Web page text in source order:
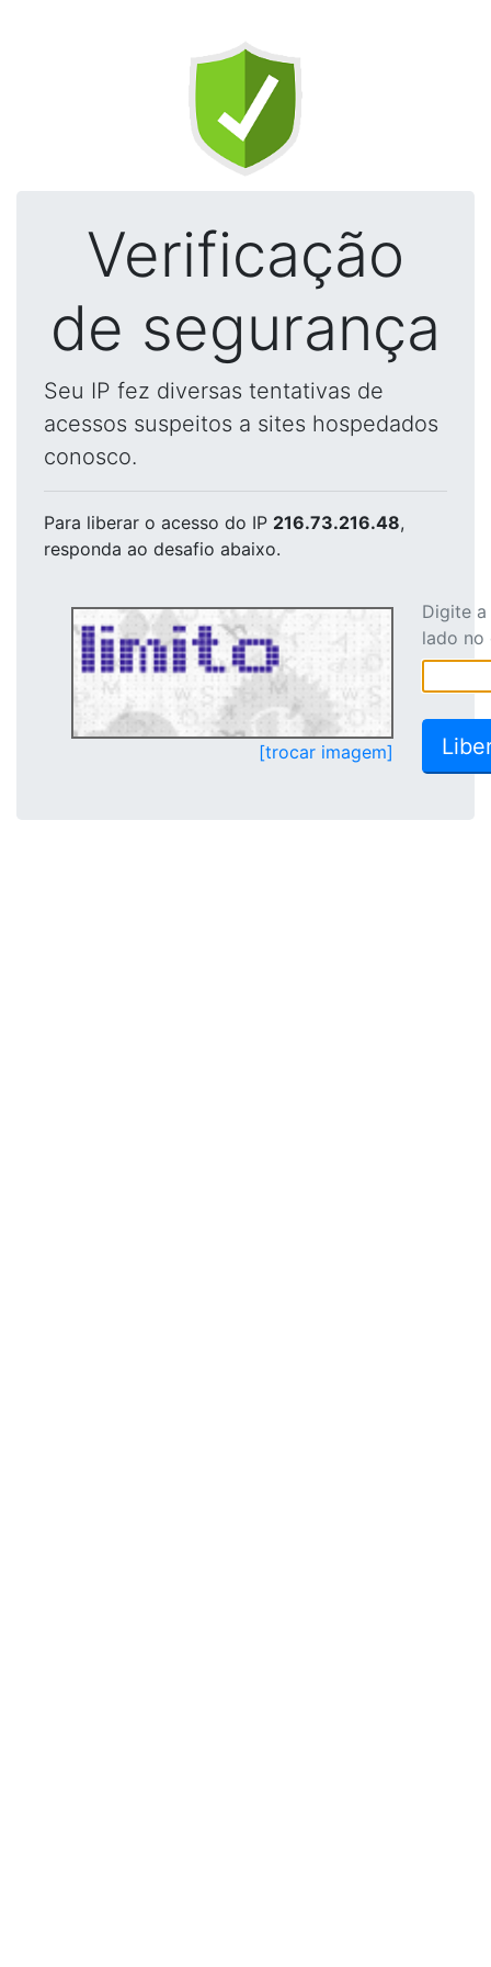
Verificação
de segurança
Seu IP fez diversas tentativas de
acessos suspeitos a sites hospedados
conosco.
Para liberar o acesso do IP 216.73.216.48,
responda ao desafio abaixo.
[trocar imagem]
Digite
lado no